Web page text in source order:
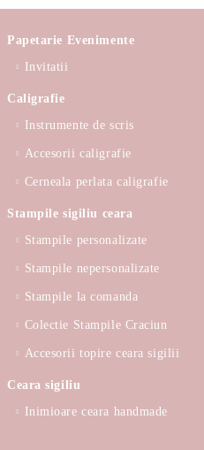
Papetarie Evenimente
Invitatii
Caligrafie
Instrumente de scris
Accesorii caligrafie
Cerneala perlata caligrafie
Stampile sigiliu ceara
Stampile personalizate
Stampile nepersonalizate
Stampile la comanda
Colectie Stampile Craciun
Accesorii topire ceara sigilii
Ceara sigiliu
Inimioare ceara handmade